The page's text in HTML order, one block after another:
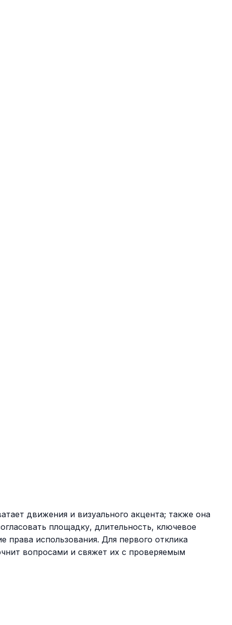
движения и визуального акцента; также она
площадку, длительность, ключевое
использования. Для первого отклика
вопросами и свяжет их с проверяемым